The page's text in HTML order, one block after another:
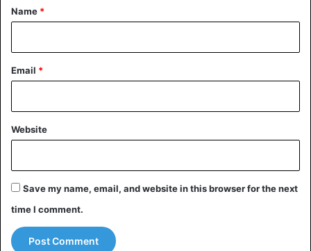
*
Name *
Email *
Website
Save my name, email, and website in this browser for the next
time I comment.